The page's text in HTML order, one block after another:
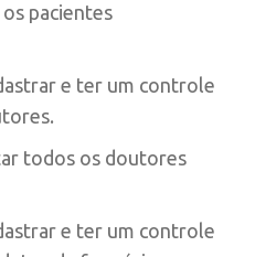
pacientes
e ter um controle
todos os doutores
e ter um controle